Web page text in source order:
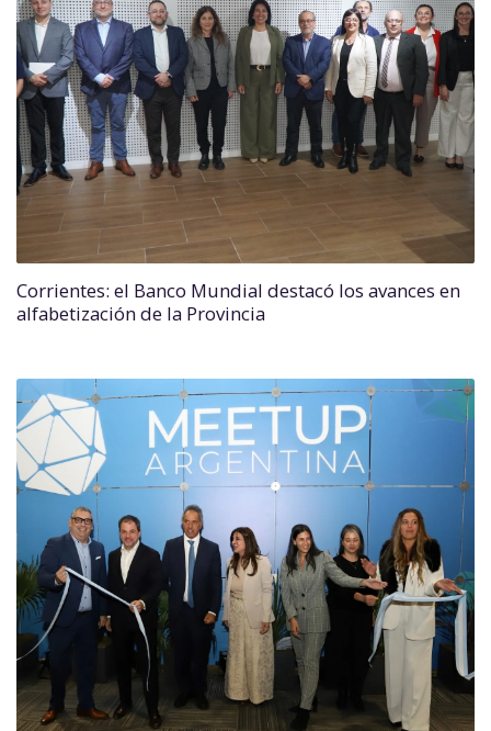
Corrientes: el Banco Mundial destacó los avances en
alfabetización de la Provincia